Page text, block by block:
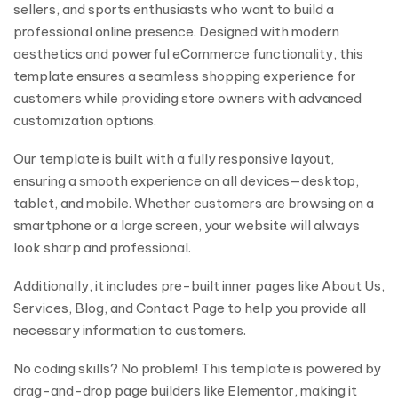
sellers, and sports enthusiasts who want to build a
professional online presence. Designed with modern
aesthetics and powerful eCommerce functionality, this
template ensures a seamless shopping experience for
customers while providing store owners with advanced
customization options.
Our template is built with a fully responsive layout,
ensuring a smooth experience on all devices—desktop,
tablet, and mobile. Whether customers are browsing on a
smartphone or a large screen, your website will always
look sharp and professional.
Additionally, it includes pre-built inner pages like About Us,
Services, Blog, and Contact Page to help you provide all
necessary information to customers.
No coding skills? No problem! This template is powered by
drag-and-drop page builders like Elementor, making it